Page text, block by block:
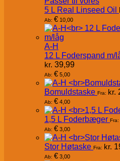
5 L Real Linseed Oil
Ab: € 10,00
A-H
12 L Foderspand m/
kr. 39,99
Ab: € 5,00
Bomuldstaske Fra: kr.
Ab: € 4,00
1,5 L Foderbæger Fra:
Ab: € 3,00
Stor Høtaske Fra: kr.
Ab: € 3,00